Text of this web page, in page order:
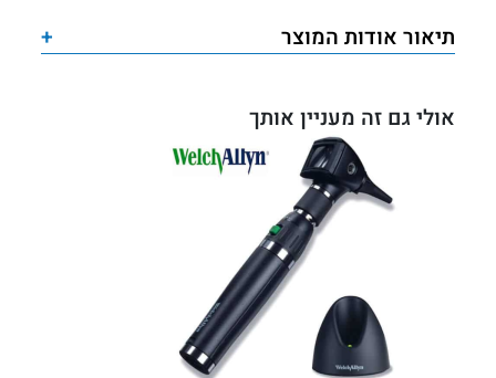
אוטוסקופ
וילש
WELCH
ALLYN
3.5V
עם
קדמיום
ערכה
תיאור אודות המוצר +
אולי גם זה מעניין אותך